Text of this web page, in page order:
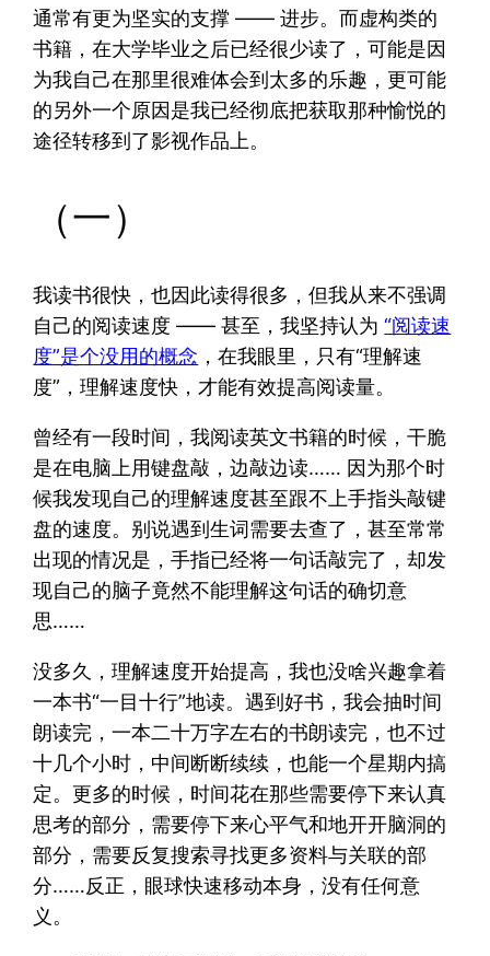
通常有更为坚实的支撑 —— 进步。而虚构类的
书籍，在大学毕业之后已经很少读了，可能是因
为我自己在那里很难体会到太多的乐趣，更可能
的另外一个原因是我已经彻底把获取那种愉悦的
途径转移到了影视作品上。
（一）
我读书很快，也因此读得很多，但我从来不强调
自己的阅读速度 —— 甚至，我坚持认为“阅读速
度”是个没用的概念 ，在我眼里，只有“理解速
度”，理解速度快，才能有效提高阅读量。
曾经有一段时间，我阅读英文书籍的时候，干脆
是在电脑上用键盘敲，边敲边读…… 因为那个时
候我发现自己的理解速度甚至跟不上手指头敲键
盘的速度。别说遇到生词需要去查了，甚至常常
出现的情况是，手指已经将一句话敲完了，却发
现自己的脑子竟然不能理解这句话的确切意
思……
没多久，理解速度开始提高，我也没啥兴趣拿着
一本书“一目十行”地读。遇到好书，我会抽时间
朗读完，一本二十万字左右的书朗读完，也不过
十几个小时，中间断断续续，也能一个星期内搞
定。更多的时候，时间花在那些需要停下来认真
思考的部分，需要停下来心平气和地开开脑洞的
部分，需要反复搜索寻找更多资料与关联的部
分……反正，眼球快速移动本身，没有任何意
义。